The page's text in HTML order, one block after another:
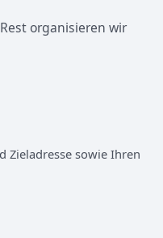
organisieren wir
Zieladresse sowie Ihren